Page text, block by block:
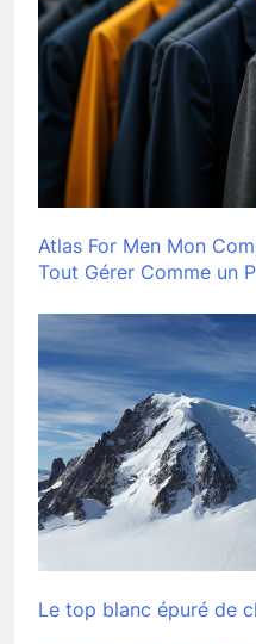
Atlas For Men Mon
Tout Gérer Comme un
Le top blanc épuré de